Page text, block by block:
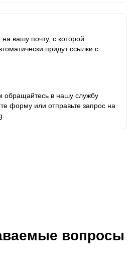
вашу почту, с которой
придут ссылки с
в нашу службу
форму или отправьте запрос на
вопросы